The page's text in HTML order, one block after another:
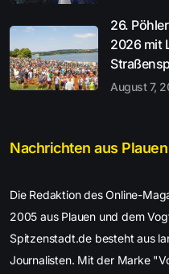
26.
2026 mit
August 7,
Nachrichten aus
Die Redaktion des Online-
2005 aus Plauen und dem
Spitzenstadt.de besteht aus
Journalisten. Mit der Marke